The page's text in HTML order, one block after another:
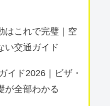
はこれで完璧｜空
い交通ガイド
イド2026｜ビザ・
が全部わかる